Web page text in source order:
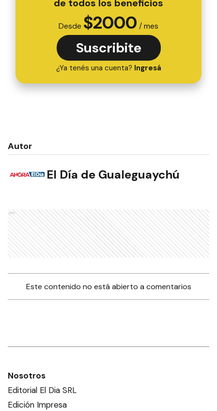
de todos los beneficios
Desde $2000 / mes
Suscribite
¿Ya tenés una cuenta? Ingresá
Autor
El Día de Gualeguaychú
Ads
Este contenido no está abierto a comentarios
Nosotros
Editorial El Dia SRL
Edición Impresa